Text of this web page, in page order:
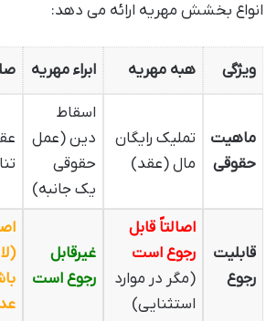
انواع بخشش مهریه ارائه می دهد:
ویژگی هبه مهریه ابراء مهریه
ماهیت
حقوقی
تملیک رایگان
مال (عقد)
اسقاط
دین (عمل
حقوقی
یک جانبه)
قابلیت
رجوع
اصالتاً قابل
رجوع است
(مگر در موارد
استثنایی)
غیرقابل
رجوع است